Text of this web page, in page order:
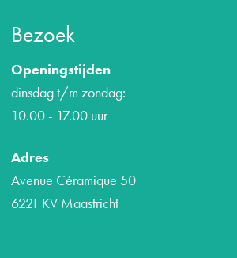
Bezoek
Openingstijden
dinsdag t/m zondag:
10.00 - 17.00 uur
Adres
Avenue Céramique 50
6221 KV Maastricht